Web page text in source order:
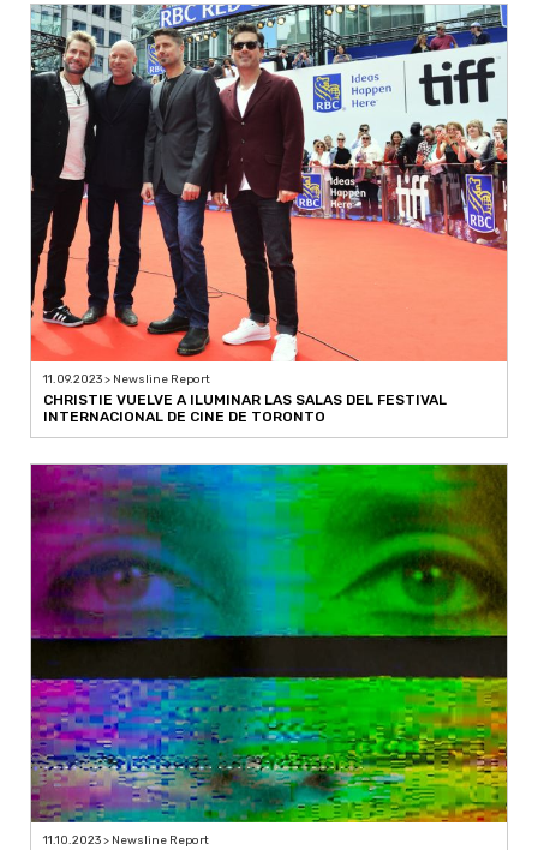
11.09.2023 > Newsline Report
CHRISTIE VUELVE A ILUMINAR LAS SALAS DEL FESTIVAL
INTERNACIONAL DE CINE DE TORONTO
11.10.2023 > Newsline Report